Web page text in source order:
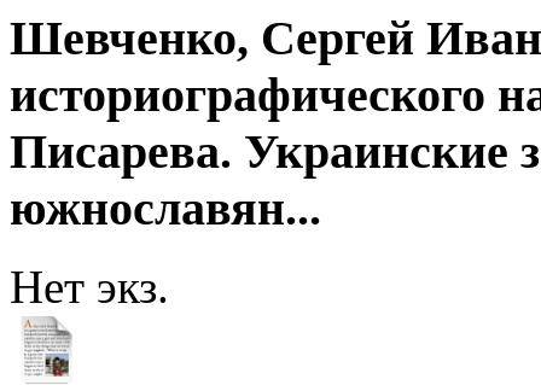
Шевченко, Сергей
историографического
Писарева. Украинские
южнославян...
Нет экз.